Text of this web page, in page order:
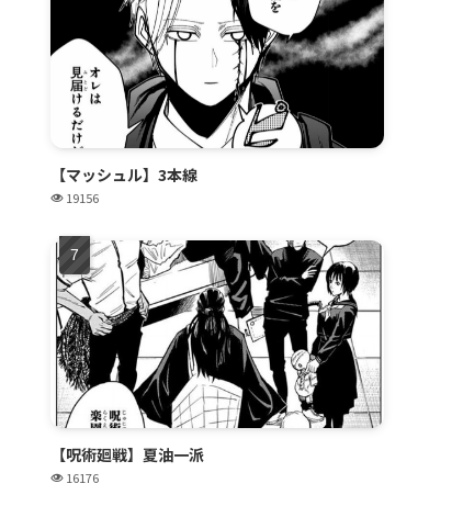
【マッシュル】3本線
19156
【呪術廻戦】夏油一派
16176